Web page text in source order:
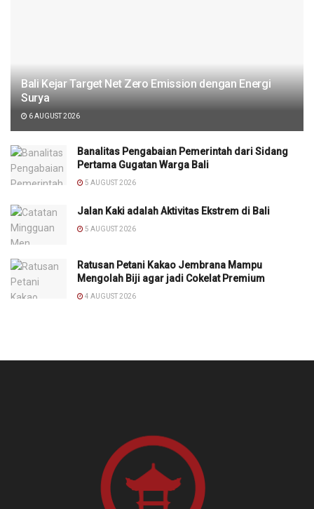
Bali Kejar Target Net Zero Emission dengan Energi
Surya
6 AUGUST 2026
Banalitas Pengabaian Pemerintah dari Sidang
Pertama Gugatan Warga Bali
5 AUGUST 2026
Jalan Kaki adalah Aktivitas Ekstrem di Bali
5 AUGUST 2026
Ratusan Petani Kakao Jembrana Mampu
Mengolah Biji agar jadi Cokelat Premium
4 AUGUST 2026